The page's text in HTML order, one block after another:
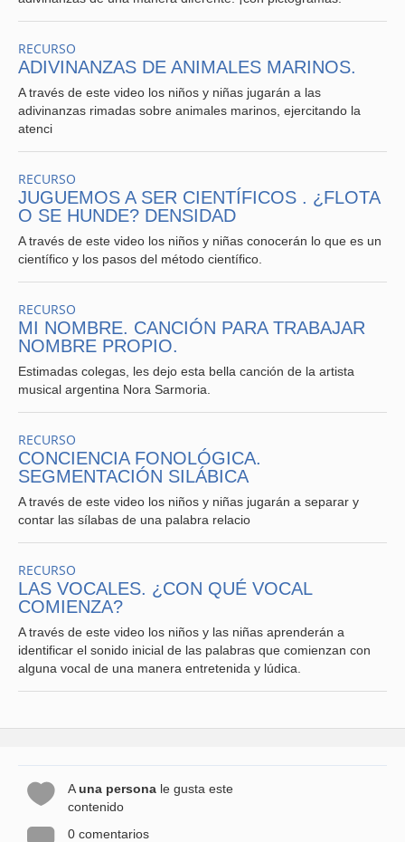
RECURSO
ADIVINANZAS DE ANIMALES MARINOS.
A través de este video los niños y niñas jugarán a las
adivinanzas rimadas sobre animales marinos, ejercitando la
atenci
RECURSO
JUGUEMOS A SER CIENTÍFICOS . ¿FLOTA
O SE HUNDE? DENSIDAD
A través de este video los niños y niñas conocerán lo que es un
científico y los pasos del método científico.
RECURSO
MI NOMBRE. CANCIÓN PARA TRABAJAR
NOMBRE PROPIO.
Estimadas colegas, les dejo esta bella canción de la artista
musical argentina Nora Sarmoria.
RECURSO
CONCIENCIA FONOLÓGICA.
SEGMENTACIÓN SILÁBICA
A través de este video los niños y niñas jugarán a separar y
contar las sílabas de una palabra relacio
RECURSO
LAS VOCALES. ¿CON QUÉ VOCAL
COMIENZA?
A través de este video los niños y las niñas aprenderán a
identificar el sonido inicial de las palabras que comienzan con
alguna vocal de una manera entretenida y lúdica.
Auna persona le gusta este
contenido
0 comentarios